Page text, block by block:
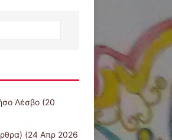
Λέσβο(20
(24 Απρ 2026